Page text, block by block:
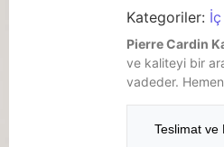
Kategoriler:
Pierre Cardin
ve kaliteyi bir
vadeder.
Teslimat ve